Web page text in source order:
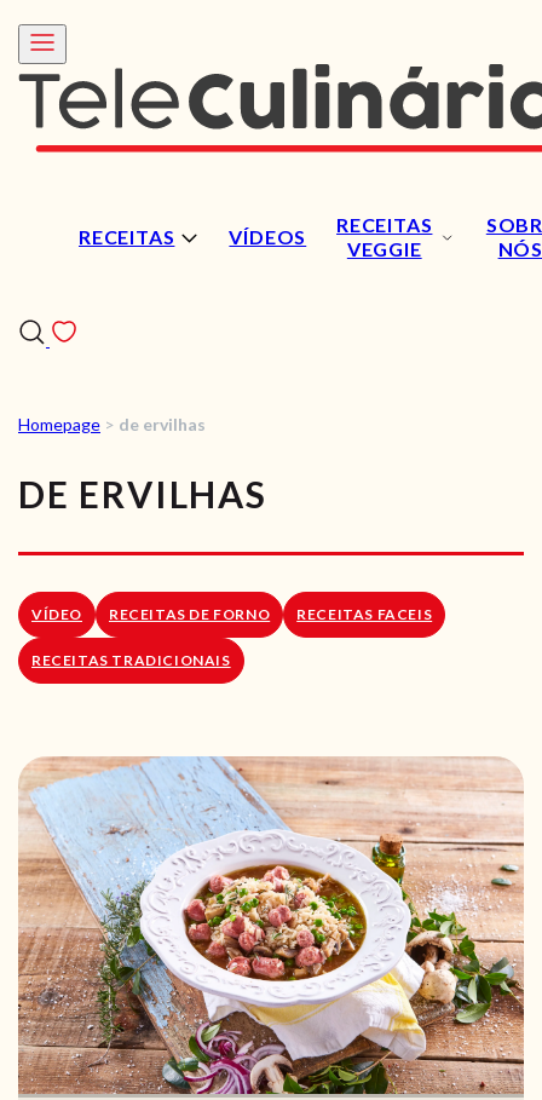
RECEITAS VÍDEOS
RECEITAS
VEGGIE
NÓS
VÍDEOS
RECEITAS VEGGIE
SOBRE NÓS
LOJA ONLINE
Homepage > de ervilhas
DE ERVILHAS
VÍDEO RECEITAS DE FORNO RECEITAS FACEIS
RECEITAS TRADICIONAIS